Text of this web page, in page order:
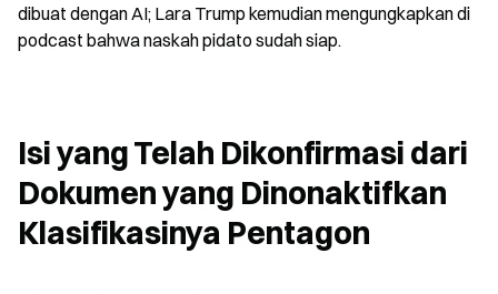
dibuat dengan AI; Lara Trump kemudian mengungkapkan di
podcast bahwa naskah pidato sudah siap.
Isi yang Telah Dikonfirmasi dari
Dokumen yang Dinonaktifkan
Klasifikasinya Pentagon